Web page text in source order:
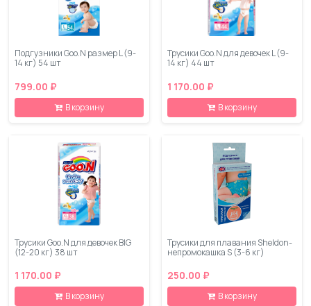
Подгузники Goo.N размер L (9-
14 кг) 54 шт
799.00 ₽
В корзину
Трусики Goo.N для девочек L (9-
14 кг) 44 шт
1 170.00 ₽
В корзину
Трусики Goo.N для девочек BIG
(12-20 кг) 38 шт
1 170.00 ₽
В корзину
Трусики для плавания Sheldon-
непромокашка S (3-6 кг)
250.00 ₽
В корзину